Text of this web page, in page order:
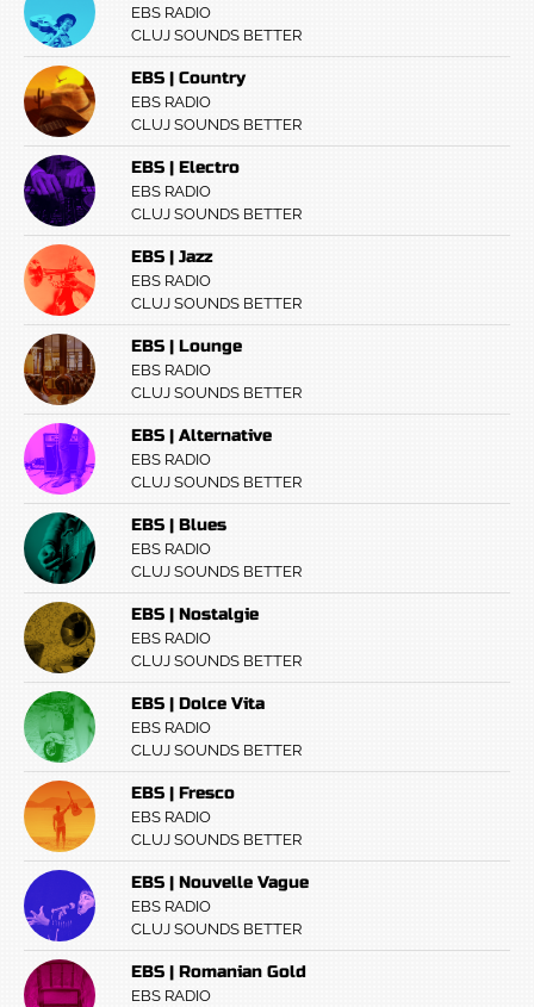
EBS RADIO
CLUJ SOUNDS BETTER
EBS | Country
EBS RADIO
CLUJ SOUNDS BETTER
EBS | Electro
EBS RADIO
CLUJ SOUNDS BETTER
EBS | Jazz
EBS RADIO
CLUJ SOUNDS BETTER
EBS | Lounge
EBS RADIO
CLUJ SOUNDS BETTER
EBS | Alternative
EBS RADIO
CLUJ SOUNDS BETTER
EBS | Blues
EBS RADIO
CLUJ SOUNDS BETTER
EBS | Nostalgie
EBS RADIO
CLUJ SOUNDS BETTER
EBS | Dolce Vita
EBS RADIO
CLUJ SOUNDS BETTER
EBS | Fresco
EBS RADIO
CLUJ SOUNDS BETTER
EBS | Nouvelle Vague
EBS RADIO
CLUJ SOUNDS BETTER
EBS | Romanian Gold
EBS RADIO